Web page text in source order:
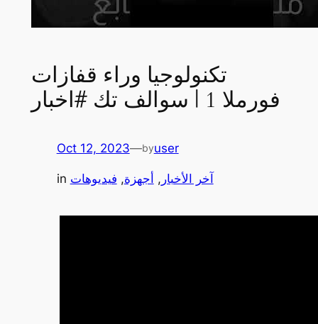
تكنولوجيا وراء قفازات
فورملا 1 | سوالف تك #اخبار
Oct 12, 2023—byuser
in آخر الأخبار , أجهزة, فيديوهات